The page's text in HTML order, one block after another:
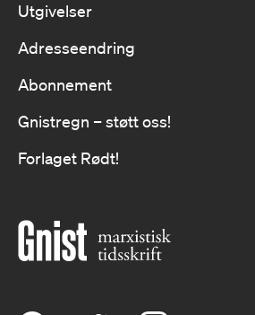
Utgivelser
Adresseendring
Abonnement
Gnistregn – støtt oss!
Forlaget Rødt!